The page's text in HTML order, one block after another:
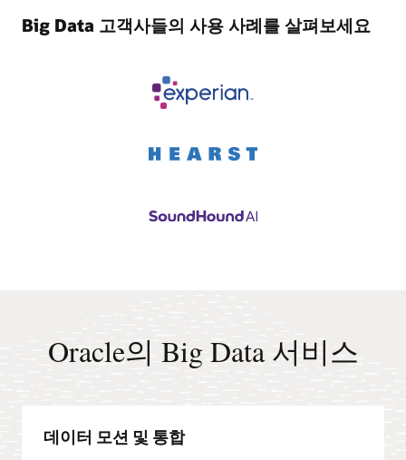
Big Data 고객사들의 사용 사례를 살펴보세요
Oracle의 Big Data 서비스
데이터 모션 및 통합